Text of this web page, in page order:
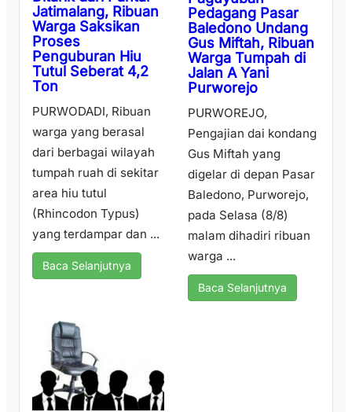
Jatimalang, Ribuan
Warga Saksikan
Proses
Penguburan Hiu
Tutul Seberat 4,2
Ton
PURWODADI, Ribuan
warga yang berasal
dari berbagai wilayah
tumpah ruah di sekitar
area hiu tutul
(Rhincodon Typus)
yang terdampar dan ...
Baca Selanjutnya
Pedagang Pasar
Baledono Undang
Gus Miftah, Ribuan
Warga Tumpah di
Jalan A Yani
Purworejo
PURWOREJO,
Pengajian dai kondang
Gus Miftah yang
digelar di depan Pasar
Baledono, Purworejo,
pada Selasa (8/8)
malam dihadiri ribuan
warga ...
Baca Selanjutnya